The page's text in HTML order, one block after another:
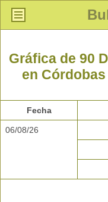
Gráfica de 90
en
Fecha
06/08/26